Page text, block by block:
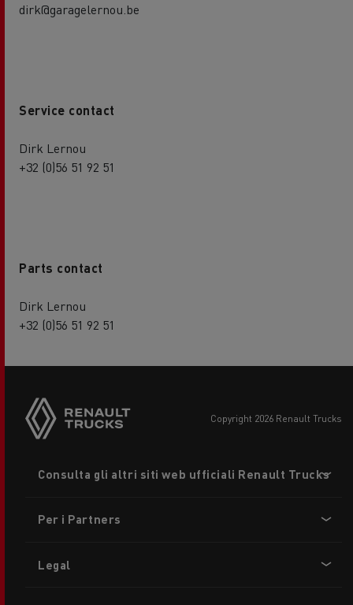
dirk@garagelernou.be
Service contact
Dirk Lernou
+32 (0)56 51 92 51
Parts contact
Dirk Lernou
+32 (0)56 51 92 51
copyright 2026 Renault Trucks
menu
Consulta gli altri siti web ufficiali Renault Trucks
Per i Partners
Legal